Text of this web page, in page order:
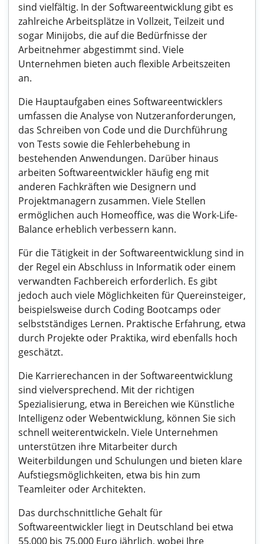
sind vielfältig. In der Softwareentwicklung gibt es
zahlreiche Arbeitsplätze in Vollzeit, Teilzeit und
sogar Minijobs, die auf die Bedürfnisse der
Arbeitnehmer abgestimmt sind. Viele
Unternehmen bieten auch flexible Arbeitszeiten
an.
Die Hauptaufgaben eines Softwareentwicklers
umfassen die Analyse von Nutzeranforderungen,
das Schreiben von Code und die Durchführung
von Tests sowie die Fehlerbehebung in
bestehenden Anwendungen. Darüber hinaus
arbeiten Softwareentwickler häufig eng mit
anderen Fachkräften wie Designern und
Projektmanagern zusammen. Viele Stellen
ermöglichen auch Homeoffice, was die Work-Life-
Balance erheblich verbessern kann.
Für die Tätigkeit in der Softwareentwicklung sind in
der Regel ein Abschluss in Informatik oder einem
verwandten Fachbereich erforderlich. Es gibt
jedoch auch viele Möglichkeiten für Quereinsteiger,
beispielsweise durch Coding Bootcamps oder
selbstständiges Lernen. Praktische Erfahrung, etwa
durch Projekte oder Praktika, wird ebenfalls hoch
geschätzt.
Die Karrierechancen in der Softwareentwicklung
sind vielversprechend. Mit der richtigen
Spezialisierung, etwa in Bereichen wie Künstliche
Intelligenz oder Webentwicklung, können Sie sich
schnell weiterentwickeln. Viele Unternehmen
unterstützen ihre Mitarbeiter durch
Weiterbildungen und Schulungen und bieten klare
Aufstiegsmöglichkeiten, etwa bis hin zum
Teamleiter oder Architekten.
Das durchschnittliche Gehalt für
Softwareentwickler liegt in Deutschland bei etwa
55.000 bis 75.000 Euro jährlich, wobei Ihre